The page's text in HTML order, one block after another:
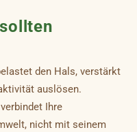
den Hals, verstärkt
auslösen.
verbindet Ihre
nicht mit seinem